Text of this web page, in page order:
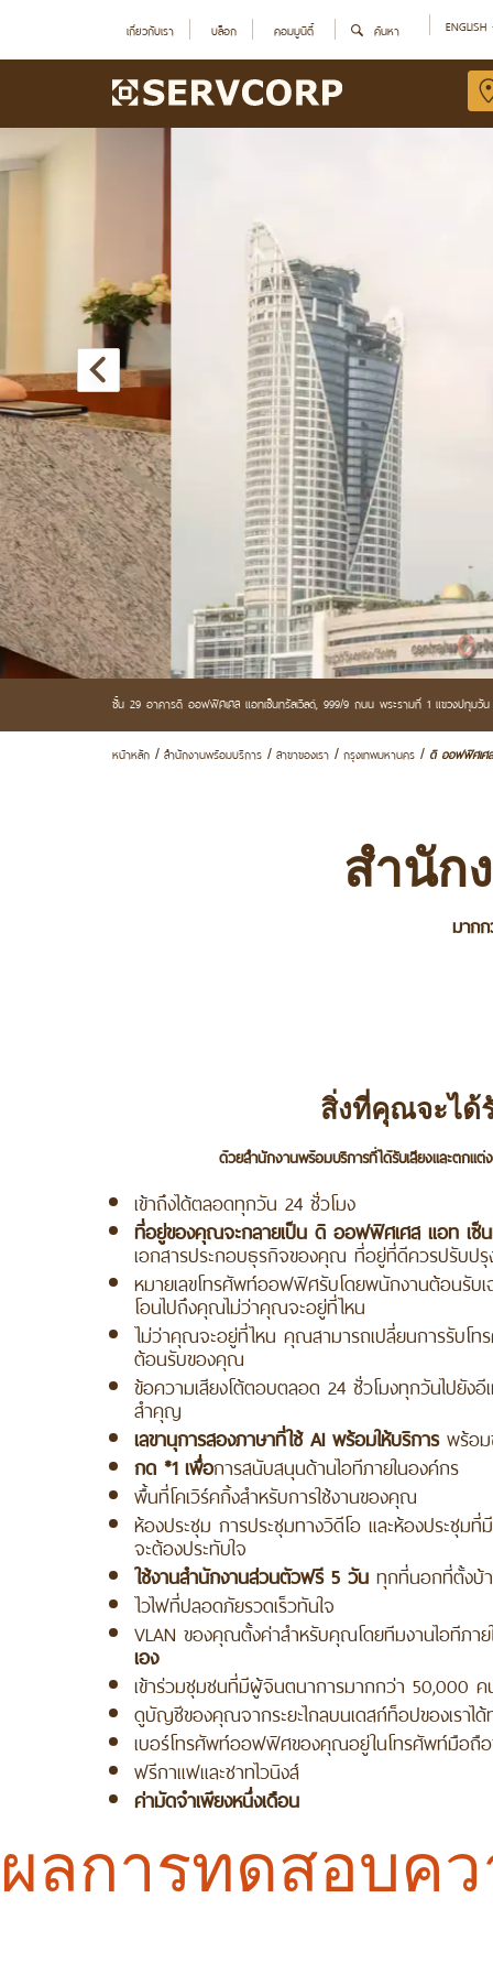
เกี่ยวกับเรา บล็อก คอมมูนิตี้ ค้นหา
ชั้น 29 อาคารดิ ออฟฟิศเศส แอทเซ็นทรัลเวิลด์, 999/9 ถนน พระรามที่ 1 แขวงปทุมวั
หน้าหลัก / สำนักงานพร้อมบริการ / สาขาของเรา / กรุงเทพมหานคร / ดิ ออฟฟิศเศ
สำนัก
มากก
สิ่งที่คุณจะได้
ด้วยสำนักงานพร้อมบริการที่ได้รับเสียงและตกแ
เข้าถึงได้ตลอดทุกวัน 24 ชั่วโมง
ที่อยู่ของคุณจะกลายเป็น ดิ ออฟฟิศเศส แอท เซ็น
เอกสารประกอบธุรกิจของคุณ ที่อยู่ที่ดีควรปรับป
หมายเลขโทรศัพท์ออฟฟิศรับโดยพนักงานต้อนรับ
โอนไปถึงคุณไม่ว่าคุณจะอยู่ที่ไหน
ไม่ว่าคุณจะอยู่ที่ไหน คุณสามารถเปลี่ยนการรับโ
ต้อนรับของคุณ
ข้อความเสียงโต้ตอบตลอด 24 ชั่วโมงทุกวันไปยัง
สำคุญ
เลขานุการสองภาษาที่ใช้ AI พร้อมให้บริการ พร้อ
กด *1 เพื่อการสนับสนุนด้านไอทีภายในองค์กร
พื้นที่โคเวิร์คกิ้งสำหรับการใช้งานของคุณ
ห้องประชุม การประชุมทางวิดีโอ และห้องประชุ
จะต้องประทับใจ
ใช้งานสำนักงานส่วนตัวฟรี 5 วัน ทุกที่นอกที่ตั้งบ้
ไวไฟที่ปลอดภัยรวดเร็วทันใจ
VLAN ของคุณตั้งค่าสำหรับคุณโดยทีมงานไอทีภาย
เอง
เข้าร่วมชุมชนที่มีผู้จินตนาการมากกว่า 50,000 คน
ดูบัญชีของคุณจากระยะไกลบนเดสก์ท็อปของเราไ
เบอร์โทรศัพท์ออฟฟิศของคุณอยู่ในโทรศัพท์มือถื
ฟรีกาแฟและชาทไวนิงส์
ค่ามัดจำเพียงหนึ่งเดือน
ผลการทดสอบค